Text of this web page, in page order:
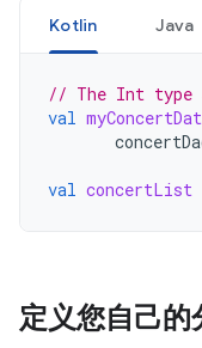
Kotlin Java
// The Int type
val
val concertList
定义您自己的